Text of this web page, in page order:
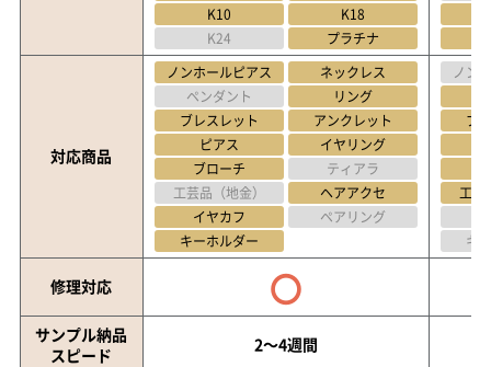
K10
K18
K24
プラチナ
対応商品
ノンホールピアス
ネックレス
ペンダント
リング
ブレスレット
アンクレット
ピアス
イヤリング
ブローチ
ティアラ
工芸品（地金）
ヘアアクセ
イヤカフ
ペアリング
キーホルダー
ノン
ブ
工芸
キ
修理対応 〇
サンプル納品
スピード
2～4週間